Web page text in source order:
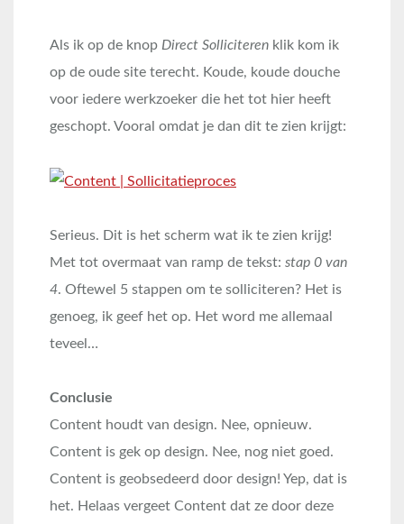
Als ik op de knop Direct Solliciteren klik kom ik
op de oude site terecht. Koude, koude douche
voor iedere werkzoeker die het tot hier heeft
geschopt. Vooral omdat je dan dit te zien krijgt:
Serieus. Dit is het scherm wat ik te zien krijg!
Met tot overmaat van ramp de tekst: stap 0 van
4. Oftewel 5 stappen om te solliciteren? Het is
genoeg, ik geef het op. Het word me allemaal
teveel…
Conclusie
Content houdt van design. Nee, opnieuw.
Content is gek op design. Nee, nog niet goed.
Content is geobsedeerd door design! Yep, dat is
het. Helaas vergeet Content dat ze door deze